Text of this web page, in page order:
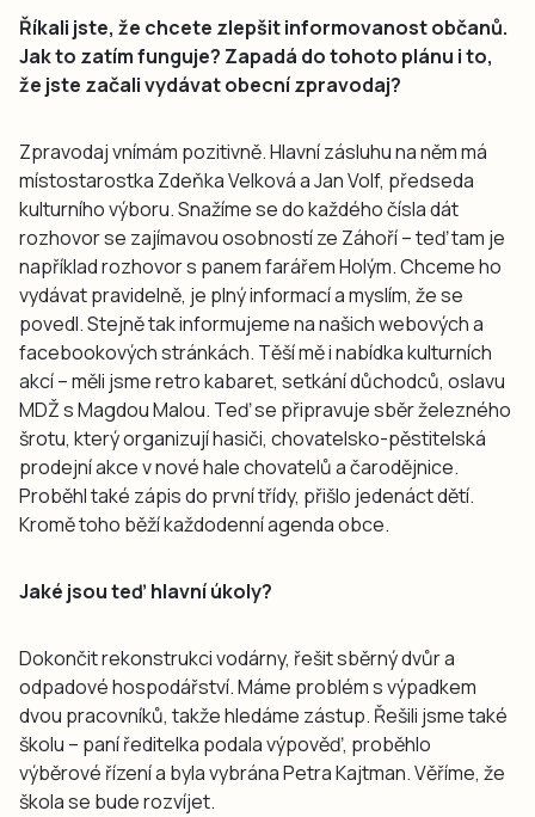
Říkali jste, že chcete zlepšit informovanost občanů.
Jak to zatím funguje? Zapadá do tohoto plánu i to,
že jste začali vydávat obecní zpravodaj?
Zpravodaj vnímám pozitivně. Hlavní zásluhu na něm má
místostarostka Zdeňka Velková a Jan Volf, předseda
kulturního výboru. Snažíme se do každého čísla dát
rozhovor se zajímavou osobností ze Záhoří – teď tam je
například rozhovor s panem farářem Holým. Chceme ho
vydávat pravidelně, je plný informací a myslím, že se
povedl. Stejně tak informujeme na našich webových a
facebookových stránkách. Těší mě i nabídka kulturních
akcí – měli jsme retro kabaret, setkání důchodců, oslavu
MDŽ s Magdou Malou. Teď se připravuje sběr železného
šrotu, který organizují hasiči, chovatelsko-pěstitelská
prodejní akce v nové hale chovatelů a čarodějnice.
Proběhl také zápis do první třídy, přišlo jedenáct dětí.
Kromě toho běží každodenní agenda obce.
Jaké jsou teď hlavní úkoly?
Dokončit rekonstrukci vodárny, řešit sběrný dvůr a
odpadové hospodářství. Máme problém s výpadkem
dvou pracovníků, takže hledáme zástup. Řešili jsme také
školu – paní ředitelka podala výpověď, proběhlo
výběrové řízení a byla vybrána Petra Kajtman. Věříme, že
škola se bude rozvíjet.